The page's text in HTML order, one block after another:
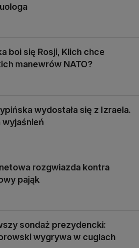
boi się Rosji, Klich chce
manewrów NATO?
wydostała się z Izraela.
wyjaśnień
rozgwiazda kontra
pająk
sondaż prezydencki:
wygrywa w cuglach